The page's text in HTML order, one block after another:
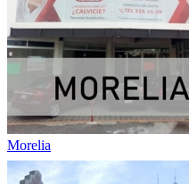
Morelia